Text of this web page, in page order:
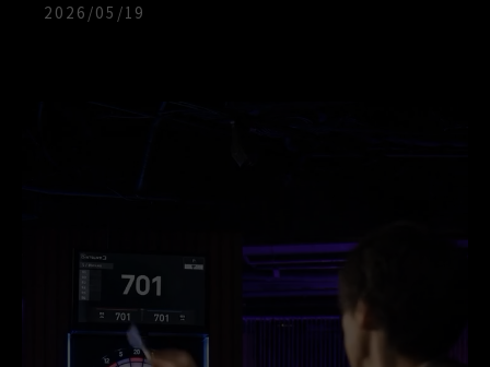
2026/05/19